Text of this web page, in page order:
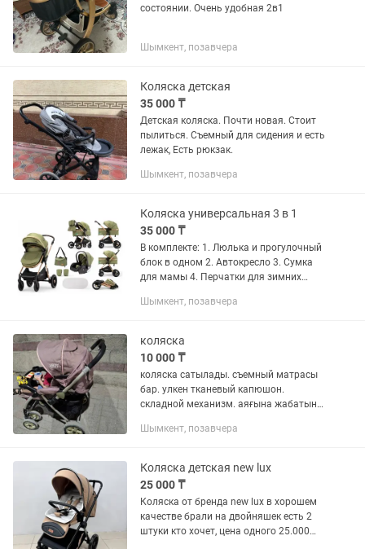
состоянии. Очень удобная 2в1
Шымкент, позавчера
Коляска детская
35 000 ₸
Детская коляска. Почти новая. Стоит
пылиться. Съемный для сидения и есть
лежак, Есть рюкзак.
Шымкент, позавчера
Коляска универсальная 3 в 1
35 000 ₸
В комплекте: 1. Люлька и прогулочный
блок в одном 2. Автокресло 3. Сумка
для мамы 4. Перчатки для зимних
7. Дождевик Состояние отличное!
Шымкент, позавчера
коляска
10 000 ₸
коляска сатылады. съемный матрасы
бар. улкен тканевый капюшон.
складной механизм. аяғына жабатыны,
алды артына ауыстыруға болады.
Шымкент, позавчера
Коляска детская new lux
25 000 ₸
Коляска от бренда new lux в хорошем
качестве брали на двойняшек есть 2
штуки кто хочет, цена одного 25.000